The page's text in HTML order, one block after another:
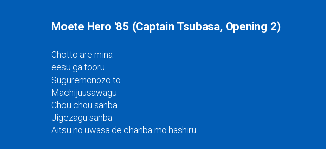
Moete Hero '85 (Captain Tsubasa, Opening 2)
Chotto are mina
eesu ga tooru
Suguremonozo to
Machijuusawagu
Chou chou sanba
Jigezagu sanba
Aitsu no uwasa de chanba mo hashiru